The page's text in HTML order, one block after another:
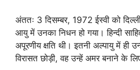
अंततः 3 दिसम्बर, 1972 ईस्वी को
आयु में उनका निधन हो गया। हिन्दी
अपूरणीय क्षति थी। इतनी अल्पायु में ही
विरासत छोड़ी, वह उन्हें अमर बनाने के लिए